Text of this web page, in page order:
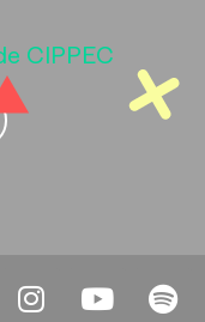
CIPPEC